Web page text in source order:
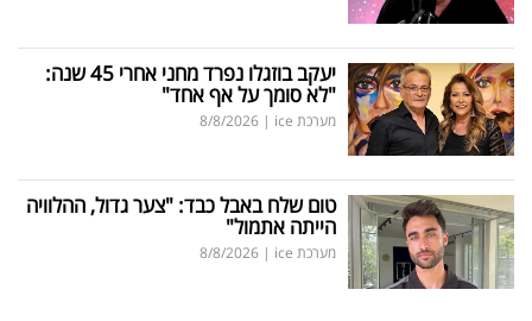
יעקב בוזגלו נפרד מחני אחרי 45 שנה:
"לא סומך על אף אחד"
מערכת ice |
8/8/2026
טום שלח באבל כבד: "צער גדול, ההלוויה
הייתה אתמול"
מערכת ice |
8/8/2026